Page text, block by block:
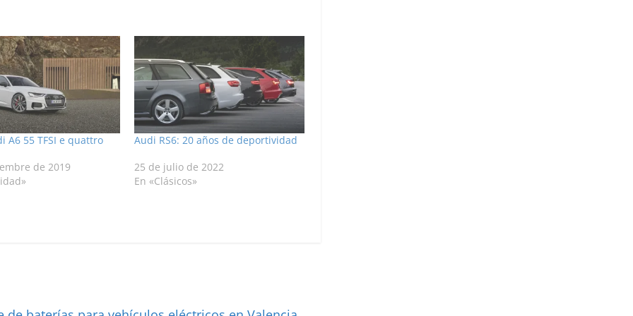
A6 55 TFSI e quattro
de 2019
Audi RS6: 20 años de deportividad
25 de julio de 2022
En «Clásicos»